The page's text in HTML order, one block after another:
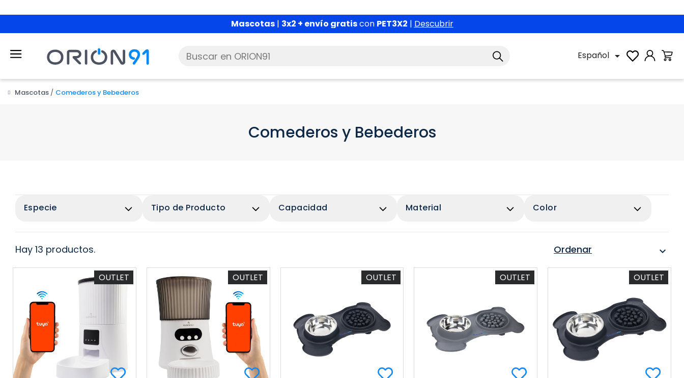
Mascotas| 3x2 + envío gratiscon PET3X2 | Descubrir
Español 
Mascotas Comederos y Bebederos
Comederos y Bebederos
Especie Tipo de Producto Capacidad Material Color
Hay 13 productos. Ordenar expand_more
OUTLET OUTLET OUTLET OUTLET OUTLET